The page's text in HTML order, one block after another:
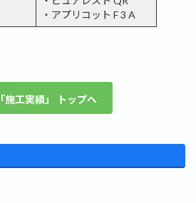
・アプリコット F 3 A
「施工実績」 トップへ